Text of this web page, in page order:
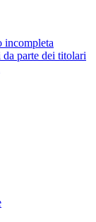
incompleta
parte dei titolari